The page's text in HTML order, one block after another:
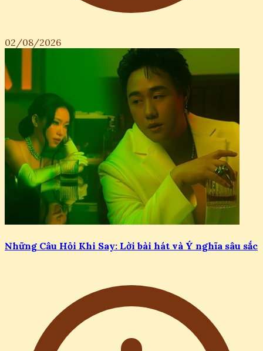
02/08/2026
Những Câu Hỏi Khi Say: Lời bài hát và Ý nghĩa sâu sắc